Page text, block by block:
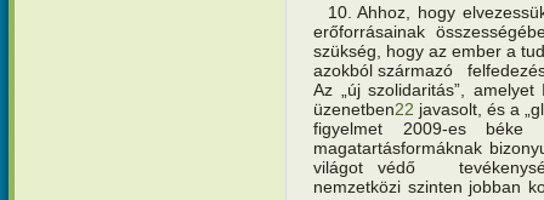
10. Ahhoz, hogy
erőforrásainak
szükség, hogy az ember a
azokból származó
Az „új szolidaritás”,
üzenetben22 javasolt, és a
figyelmet 2009-es
magatartásformáknak
világot védő
nemzetközi szinten jobban